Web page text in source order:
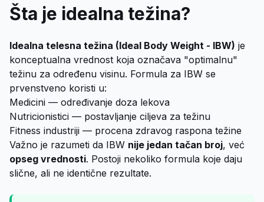
Šta je idealna težina?
Idealna telesna težina (Ideal Body Weight - IBW) je
konceptualna vrednost koja označava "optimalnu"
težinu za određenu visinu. Formula za IBW se
prvenstveno koristi u:
Medicini — određivanje doza lekova
Nutricionistici — postavljanje ciljeva za težinu
Fitness industriji — procena zdravog raspona težine
Važno je razumeti da IBW nije jedan tačan broj, već
opseg vrednosti. Postoji nekoliko formula koje daju
slične, ali ne identične rezultate.